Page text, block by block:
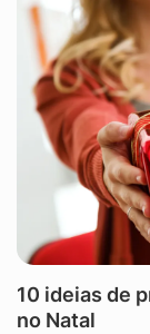
10 ideias de
no Natal